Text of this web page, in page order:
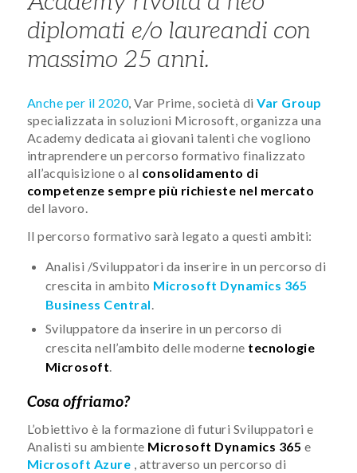
diplomati e/o laureandi con
massimo 25 anni.
Anche per il 2020, Var Prime, società diVar Group
specializzata in soluzioni Microsoft, organizza una
Academy dedicata ai giovani talenti che vogliono
intraprendere un percorso formativo finalizzato
all’acquisizione o al consolidamento di
competenze sempre più richieste nel mercato
del lavoro.
Il percorso formativo sarà legato a questi ambiti:
Analisi /Sviluppatori da inserire in un percorso di
crescita in ambito Microsoft Dynamics 365
Business Central.
Sviluppatore da inserire in un percorso di
crescita nell’ambito delle moderne tecnologie
Microsoft.
Cosa offriamo?
L’obiettivo è la formazione di futuri Sviluppatori e
Analisti su ambiente Microsoft Dynamics 365 e
Microsoft Azure , attraverso un percorso di